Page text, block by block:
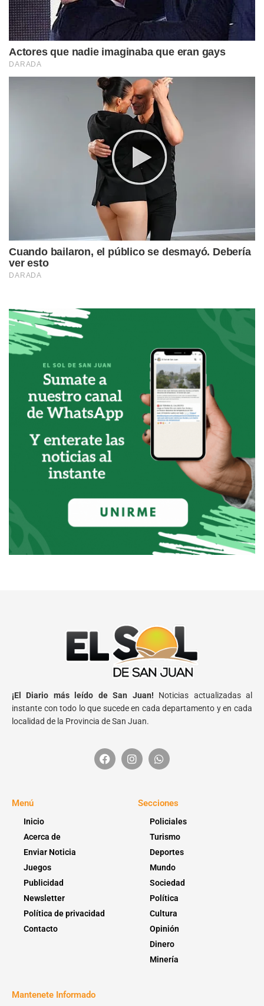
¡El Diario más leído de San Juan! Noticias actualizadas al
instante con todo lo que sucede en cada departamento y en cada
localidad de la Provincia de San Juan.
Menú
Inicio
Acerca de
Enviar Noticia
Juegos
Publicidad
Newsletter
Política de privacidad
Contacto
Secciones
Policiales
Turismo
Deportes
Mundo
Sociedad
Política
Cultura
Opinión
Dinero
Minería
Mantenete Informado